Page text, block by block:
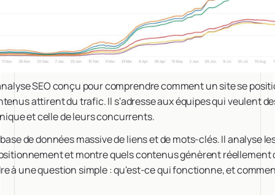
SEO conçu pour comprendre comment un site se
attirent du trafic. Il s'adresse aux équipes qui veulent
et celle de leurs concurrents.
de données massive de liens et de mots-clés. Il analyse
et montre quels contenus génèrent réellement
à une question simple : qu'est-ce qui fonctionne, et